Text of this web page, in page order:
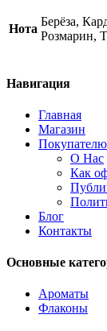
Нота
Берёза,
Розмарин,
Навигация
Главная
Магазин
Покупателю
О Нас
Как
Блог
Контакты
Основные
Ароматы
Флаконы